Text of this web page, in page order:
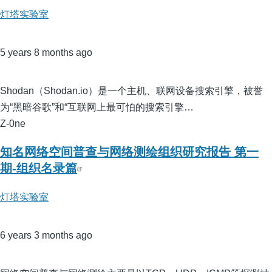
灯塔实验室
5 years 8 months ago
Shodan（Shodan.io）是一个主机、联网设备搜索引擎，被誉
为“黑暗谷歌”和“互联网上最可怕的搜索引擎…
Z-0ne
知名网络空间普查与网络测绘组织研究报告 第一
期-组织名录篇
灯塔实验室
6 years 3 months ago